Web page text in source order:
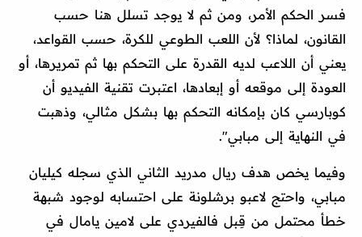
فسر الحكم الأمر، ومن ثم لا يوجد تسلل هنا حسب
القانون، لماذا؟ لأن اللعب الطوعي للكرة، حسب القواعد،
يعني أن اللاعب لديه القدرة على التحكم بها ثم تمريرها، أو
العودة إلى موقعه أو إبعادها، اعتبرت تقنية الفيديو أن
كوبارسي كان بإمكانه التحكم بها بشكل مثالي، وذهبت
في النهاية إلى مبابي".
وفيما يخص هدف ريال مدريد الثاني الذي سجله كيليان
مبابي، واحتج لاعبو برشلونة على احتسابه لوجود شبهة
خطأ محتمل من قِبل فالفيردي على لامين يامال في